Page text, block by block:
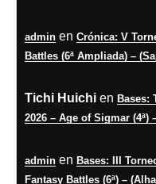
admin en Crónica: V
Battles (6ª Ampliada) –
Tichi Huichi en Bases:
2026 – Age of Sigmar (4ª)
admin en Bases: III
Fantasy Battles (6ª) –